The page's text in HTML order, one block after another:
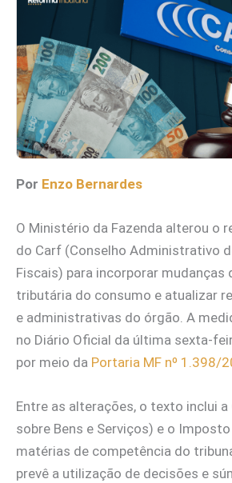
Por Enzo Bernardes
O Ministério da Fazenda alterou o
do Carf (Conselho Administrativo
Fiscais) para incorporar mudanças
tributária do consumo e atualizar
e administrativas do órgão. A
no Diário Oficial da última sexta-
por meio da Portaria MF nº 1.398/
Entre as alterações, o texto inclui a
sobre Bens e Serviços) e o
matérias de competência do
prevê a utilização de decisões e